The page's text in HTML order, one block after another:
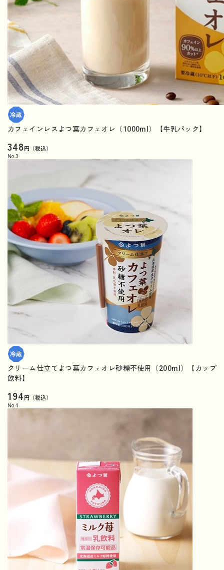
カフェインレスよつ葉カフェオレ（1000ml）【牛乳パック】
348円（税込）
No. 3
クリーム仕立てよつ葉カフェオレ砂糖不使用（200ml）【カップ
飲料】
194円（税込）
No. 4